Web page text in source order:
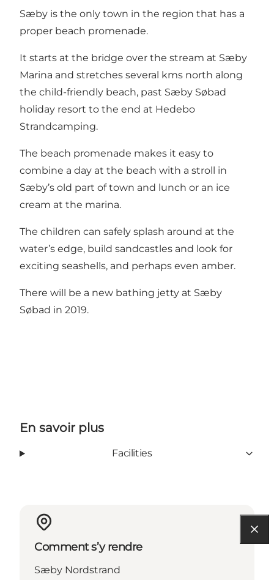
Sæby is the only town in the region that has a
proper beach promenade.
It starts at the bridge over the stream at Sæby
Marina and stretches several kms north along
the child-friendly beach, past Sæby Søbad
holiday resort to the end at Hedebo
Strandcamping.
The beach promenade makes it easy to
combine a day at the beach with a stroll in
Sæby’s old part of town and lunch or an ice
cream at the marina.
The children can safely splash around at the
water’s edge, build sandcastles and look for
exciting seashells, and perhaps even amber.
There will be a new bathing jetty at Sæby
Søbad in 2019.
En savoir plus
Facilities
Comment s’y rendre
Sæby Nordstrand